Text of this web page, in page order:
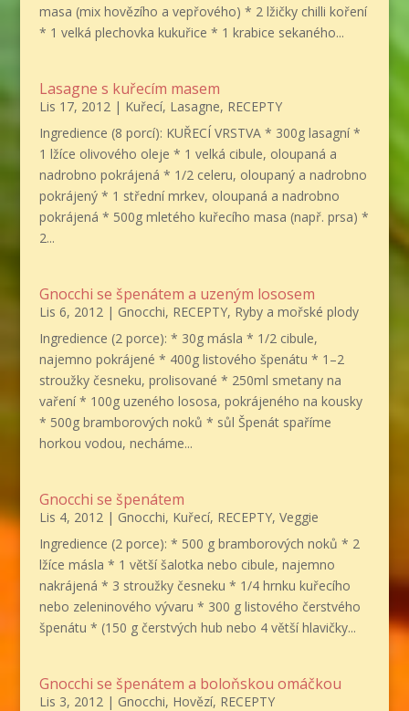
masa (mix hovězího a vepřového) * 2 lžičky chilli koření
* 1 velká plechovka kukuřice * 1 krabice sekaného...
Lasagne s kuřecím masem
Lis 17, 2012| Kuřecí, Lasagne, RECEPTY
Ingredience (8 porcí): KUŘECÍ VRSTVA * 300g lasagní *
1 lžíce olivového oleje * 1 velká cibule, oloupaná a
nadrobno pokrájená * 1/2 celeru, oloupaný a nadrobno
pokrájený * 1 střední mrkev, oloupaná a nadrobno
pokrájená * 500g mletého kuřecího masa (např. prsa) *
2...
Gnocchi se špenátem a uzeným lososem
Lis 6, 2012| Gnocchi, RECEPTY, Ryby a mořské plody
Ingredience (2 porce): * 30g másla * 1/2 cibule,
najemno pokrájené * 400g listového špenátu * 1–2
stroužky česneku, prolisované * 250ml smetany na
vaření * 100g uzeného lososa, pokrájeného na kousky
* 500g bramborových noků * sůl Špenát spaříme
horkou vodou, necháme...
Gnocchi se špenátem
Lis 4, 2012| Gnocchi, Kuřecí, RECEPTY, Veggie
Ingredience (2 porce): * 500 g bramborových noků * 2
lžíce másla * 1 větší šalotka nebo cibule, najemno
nakrájená * 3 stroužky česneku * 1/4 hrnku kuřecího
nebo zeleninového vývaru * 300 g listového čerstvého
špenátu * (150 g čerstvých hub nebo 4 větší hlavičky...
Gnocchi se špenátem a boloňskou omáčkou
Lis 3, 2012| Gnocchi, Hovězí, RECEPTY